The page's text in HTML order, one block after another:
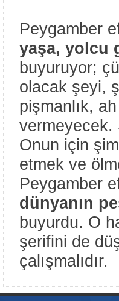
Peygamber
yaşa, yolcu
buyuruyor;
olacak şeyi,
pişmanlık,
vermeyecek.
Onun için
etmek ve
Peygamber
dünyanın
buyurdu. O
şerifini de
çalışmalıdır.